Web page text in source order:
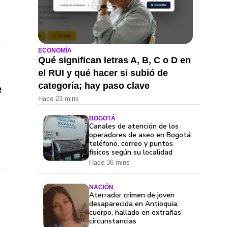
ECONOMÍA
Qué significan letras A, B, C o D en
el RUI y qué hacer si subió de
categoría; hay paso clave
Hace 23 mins
BOGOTÁ
Canales de atención de los
operadores de aseo en Bogotá:
teléfono, correo y puntos
físicos según su localidad
Hace 36 mins
NACIÓN
Aterrador crimen de joven
desaparecida en Antioquia;
cuerpo, hallado en extrañas
circunstancias